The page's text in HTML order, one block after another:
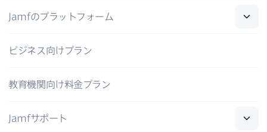
Jamfの​プラットフォーム
ビジネス向けプラン
教育機関向け料金プラン
Jamfサポート